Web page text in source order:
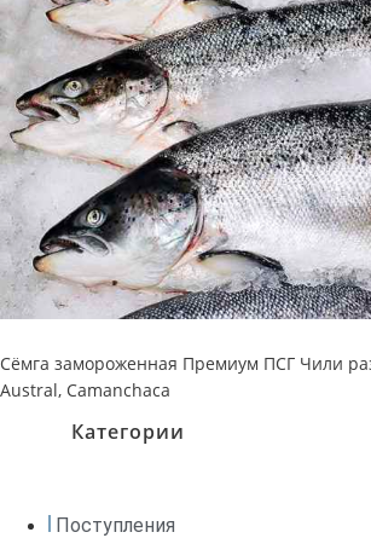
Сёмга замороженная Премиум ПСГ Чили
Austral, Camanchaca
Категории
Поступления